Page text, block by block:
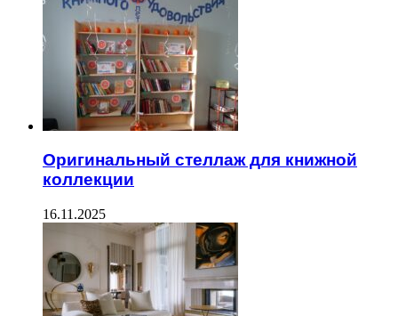
Оригинальный стеллаж для книжной
коллекции
16.11.2025